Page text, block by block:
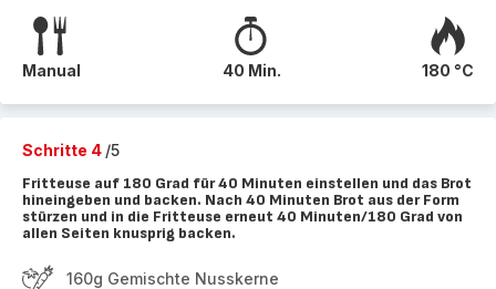
Manual 40 Min. 180 °C
Schritte 4 /5
Fritteuse auf 180 Grad für 40 Minuten einstellen und das Brot
hineingeben und backen. Nach 40 Minuten Brot aus der Form
stürzen und in die Fritteuse erneut 40 Minuten/180 Grad von
allen Seiten knusprig backen.
160g Gemischte Nusskerne